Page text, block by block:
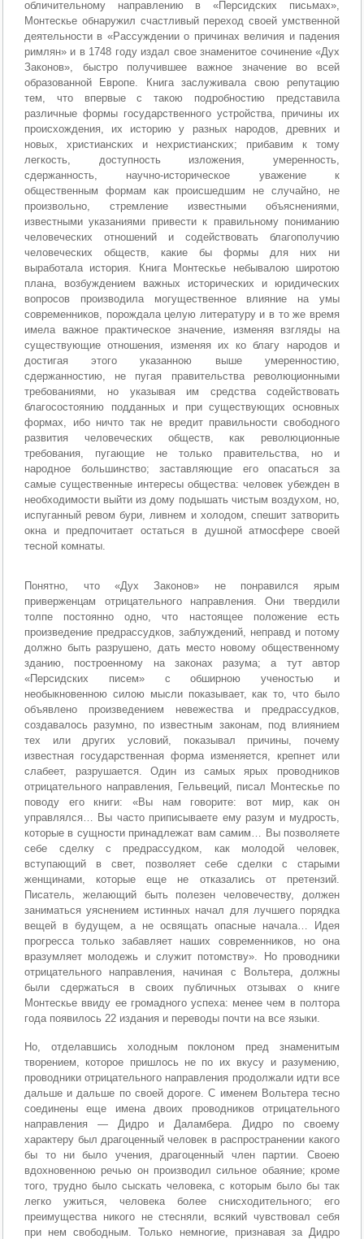
обличительному направлению в «Персидских письмах»,
Монтескье обнаружил счастливый переход своей умственной
деятельности в «Рассуждении о причинах величия и падения
римлян» и в 1748 году издал свое знаменитое сочинение «Дух
Законов», быстро получившее важное значение во всей
образованной Европе. Книга заслуживала свою репутацию
тем, что впервые с такою подробностию представила
различные формы государственного устройства, причины их
происхождения, их историю у разных народов, древних и
новых, христианских и нехристианских; прибавим к тому
легкость, доступность изложения, умеренность,
сдержанность, научно-историческое уважение к
общественным формам как происшедшим не случайно, не
произвольно, стремление известными объяснениями,
известными указаниями привести к правильному пониманию
человеческих отношений и содействовать благополучию
человеческих обществ, какие бы формы для них ни
выработала история. Книга Монтескье небывалою широтою
плана, возбуждением важных исторических и юридических
вопросов производила могущественное влияние на умы
современников, порождала целую литературу и в то же время
имела важное практическое значение, изменяя взгляды на
существующие отношения, изменяя их ко благу народов и
достигая этого указанною выше умеренностию,
сдержанностию, не пугая правительства революционными
требованиями, но указывая им средства содействовать
благосостоянию подданных и при существующих основных
формах, ибо ничто так не вредит правильности свободного
развития человеческих обществ, как революционные
требования, пугающие не только правительства, но и
народное большинство; заставляющие его опасаться за
самые существенные интересы общества: человек убежден в
необходимости выйти из дому подышать чистым воздухом, но,
испуганный ревом бури, ливнем и холодом, спешит затворить
окна и предпочитает остаться в душной атмосфере своей
тесной комнаты.
Понятно, что «Дух Законов» не понравился ярым
приверженцам отрицательного направления. Они твердили
толпе постоянно одно, что настоящее положение есть
произведение предрассудков, заблуждений, неправд и потому
должно быть разрушено, дать место новому общественному
зданию, построенному на законах разума; а тут автор
«Персидских писем» с обширною ученостью и
необыкновенною силою мысли показывает, как то, что было
объявлено произведением невежества и предрассудков,
создавалось разумно, по известным законам, под влиянием
тех или других условий, показывал причины, почему
известная государственная форма изменяется, крепнет или
слабеет, разрушается. Один из самых ярых проводников
отрицательного направления, Гельвеций, писал Монтескье по
поводу его книги: «Вы нам говорите: вот мир, как он
управлялся… Вы часто приписываете ему разум и мудрость,
которые в сущности принадлежат вам самим… Вы позволяете
себе сделку с предрассудком, как молодой человек,
вступающий в свет, позволяет себе сделки с старыми
женщинами, которые еще не отказались от претензий.
Писатель, желающий быть полезен человечеству, должен
заниматься уяснением истинных начал для лучшего порядка
вещей в будущем, а не освящать опасные начала… Идея
прогресса только забавляет наших современников, но она
вразумляет молодежь и служит потомству». Но проводники
отрицательного направления, начиная с Вольтера, должны
были сдержаться в своих публичных отзывах о книге
Монтескье ввиду ее громадного успеха: менее чем в полтора
года появилось 22 издания и переводы почти на все языки.
Но, отделавшись холодным поклоном пред знаменитым
творением, которое пришлось не по их вкусу и разумению,
проводники отрицательного направления продолжали идти все
дальше и дальше по своей дороге. С именем Вольтера тесно
соединены еще имена двоих проводников отрицательного
направления — Дидро и Даламбера. Дидро по своему
характеру был драгоценный человек в распространении какого
бы то ни было учения, драгоценный член партии. Своею
вдохновенною речью он производил сильное обаяние; кроме
того, трудно было сыскать человека, с которым было бы так
легко ужиться, человека более снисходительного; его
преимущества никого не стесняли, всякий чувствовал себя
при нем свободным. Только немногие, признавая за Дидро